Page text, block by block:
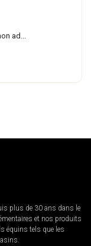
ad...
plus de 30 ans dans le
et nos produits
équins tels que les